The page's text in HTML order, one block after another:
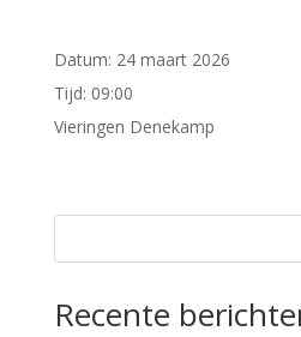
Datum: 24 maart 2026
Tijd: 09:00
Vieringen Denekamp
Recente